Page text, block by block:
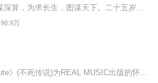
98.9万